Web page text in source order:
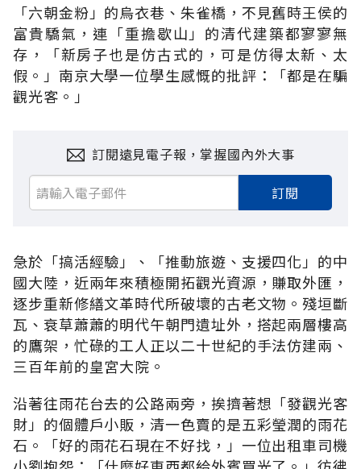
「六朝金粉」的烏衣巷、朱雀橋，不見舊時王侯的
富貴驕氣，連「重擔歇山」的清代建築都寥寥無
存，「新房子也是仿古式的，可是仿得太新、太
假。」南京大學一位學生感慨的批評：「都是在騙
觀光客。」
訂閱遠見電子報，掌握國內外大事
訂閱
急於「搞活經驗」、「推動旅遊、支援四化」的中
國大陸，近兩年來積極開拓觀光資源，賺取外匯，
逐步重新修繕文革時代所破壞的古老文物。殘垣斷
瓦、衰草蕭蕭的明代午朝門遺址外，搭起兩層樓高
的鷹架，忙碌的工人正以二十世紀的手法仿建兩、
三百年前的皇宮大院。
沿著往雨花台去的公路兩旁，挨擠著想「發觀光客
財」的個體戶小販，清一色賣的是五彩瑩潤的雨花
石。「好的雨花石現在不好找，」一位出租車司機